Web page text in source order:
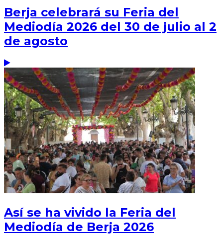
Berja celebrará su Feria del
Mediodía 2026 del 30 de julio al 2
de agosto
Así se ha vivido la Feria del
Mediodía de Berja 2026